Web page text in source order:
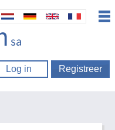
Log in Registreer